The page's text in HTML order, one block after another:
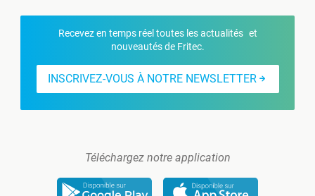
Recevez en temps réel toutes les actualités et
nouveautés de Fritec.
INSCRIVEZ-VOUS À NOTRE NEWSLETTER
Téléchargez notre application